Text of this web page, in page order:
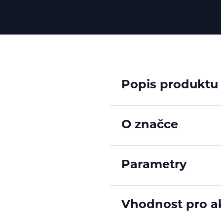
Popis produktu
O značce
Parametry
Vhodnost pro